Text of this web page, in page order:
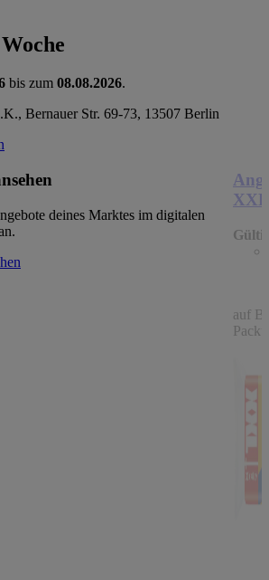
bis zum 08.08.2026.
Bernauer Str. 69-73, 13507 Berlin
deines Marktes im digitalen
XXL
auf